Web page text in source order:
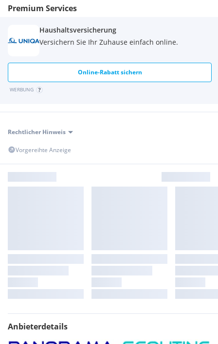
Premium Services
Haushaltsversicherung
Versichern Sie Ihr Zuhause einfach online.
Online-Rabatt sichern
WERBUNG
Rechtlicher Hinweis
Vorgereihte Anzeige
Anbieterdetails